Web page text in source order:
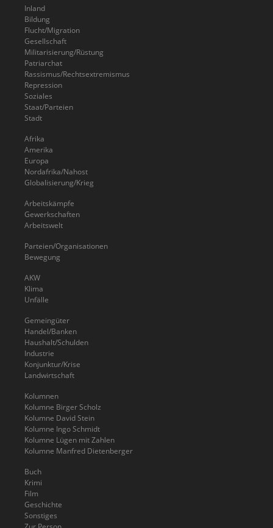
Inland
Bildung
Flucht/Migration
Gesellschaft
Militarisierung/Rüstung
Patriarchat
Rassismus/Rechtsextremismus
Repression
Soziales
Staat/Parteien
Stadt
Afrika
Amerika
Europa
Nordafrika/Nahost
Globalisierung/Krieg
Arbeitskämpfe
Gewerkschaften
Arbeitswelt
Parteien/Organisationen
Bewegung
AKW
Klima
Unfälle
Gemeingüter
Handel/Banken
Haushalt/Schulden
Industrie
Konjunktur/Krise
Landwirtschaft
Kolumnen
Kolumne Birger Scholz
Kolumne David Stein
Kolumne Ingo Schmidt
Kolumne Lügen mit Zahlen
Kolumne Manfred Dietenberger
Buch
Krimi
Film
Geschichte
Sonstiges